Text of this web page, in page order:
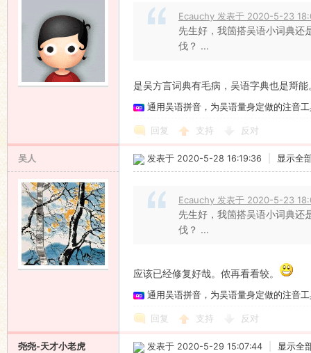
Ecauchy 发表于 2020-5-23
先生好，我箇搭吴语小词典还
伐？ ...
是吴方言词典有毛病，吴语字典也是搿能
通用吴语拼音，为吴语量身定做的注音
回复 支持 反对
吴人 发表于 2020-5-28 16:19:36 显示全
Ecauchy 发表于 2020-5-23
先生好，我箇搭吴语小词典还
伐？ ...
应该已经修复好哉。侬再看看较。
通用吴语拼音，为吴语量身定做的注音
回复 支持 反对
尧尧-天才小老虎 发表于 2020-5-29 15:07:44 显示全